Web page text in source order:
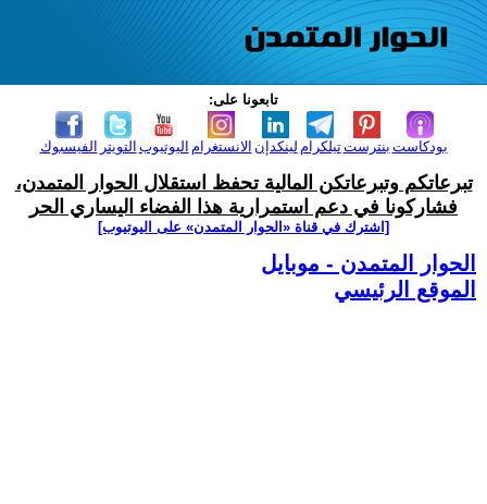
تابعونا على:
الفيسبوك التويتر اليوتيوب الانستغرام لينكدإن تيلكرامبنترست بودكاست
تبرعاتكم وتبرعاتكن المالية تحفظ استقلال الحوار المتمدن،
فشاركونا في دعم استمرارية هذا الفضاء اليساري الحر
[اشترك في قناة ‫«الحوار المتمدن» على اليوتيوب]
الحوار المتمدن - موبايل
الموقع الرئيسي